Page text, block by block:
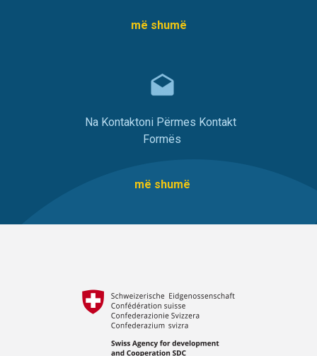
më shumë
Na Kontaktoni Përmes Kontakt
Formës
më shumë